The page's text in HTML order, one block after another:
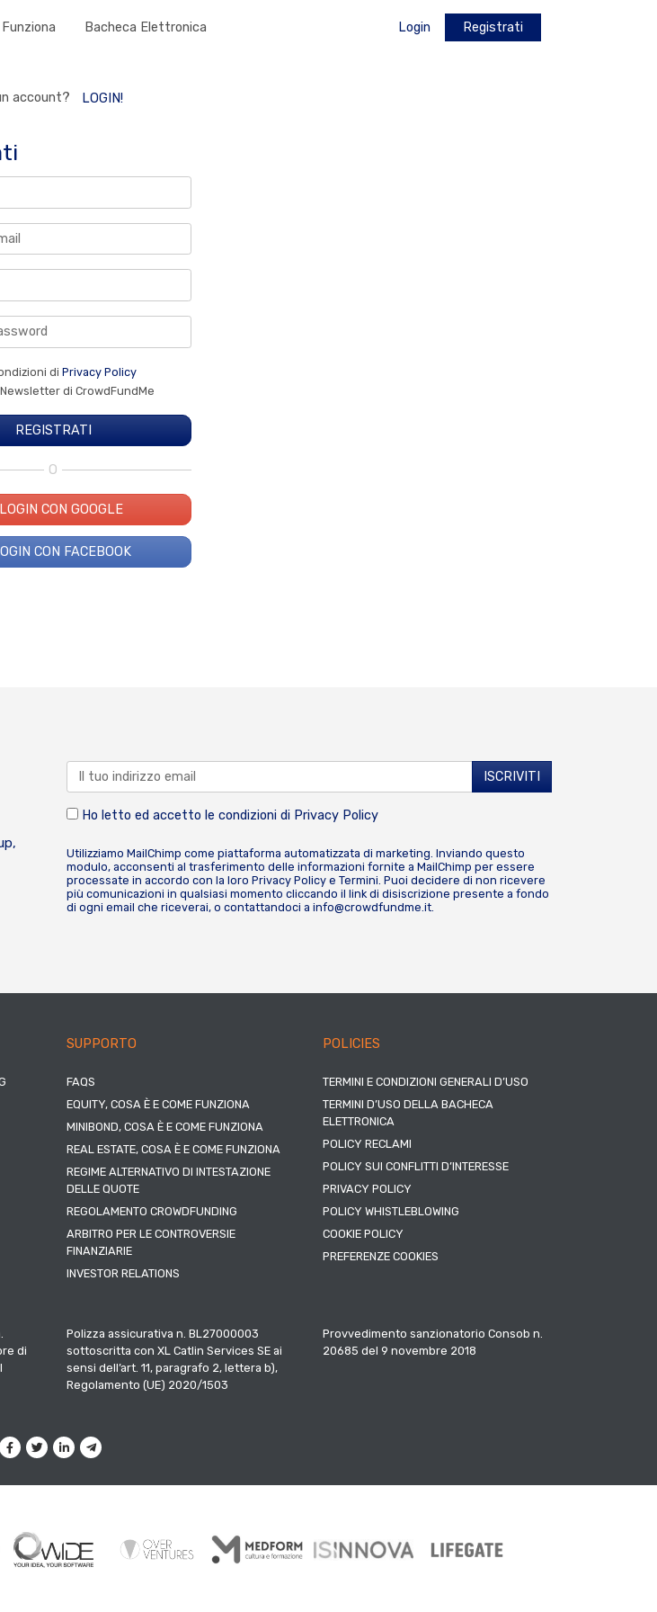
Bacheca Elettronica Login Registrati
account? LOGIN!
di Privacy Policy
di CrowdFundMe
O
LOGIN CON GOOGLE
CON FACEBOOK
Ho letto ed accetto le condizioni di Privacy Policy
Utilizziamo MailChimp come piattaforma automatizzata di marketing. Inviando questo
modulo, acconsenti al trasferimento delle informazioni fornite a MailChimp per essere
processate in accordo con la loro Privacy Policy e Termini. Puoi decidere di non ricevere
più comunicazioni in qualsiasi momento cliccando il link di disiscrizione presente a fondo
di ogni email che riceverai, o contattandoci a info@crowdfundme.it.
SUPPORTO
FAQS
EQUITY, COSA È E COME FUNZIONA
MINIBOND, COSA È E COME FUNZIONA
REAL ESTATE, COSA È E COME FUNZIONA
REGIME ALTERNATIVO DI INTESTAZIONE
DELLE QUOTE
REGOLAMENTO CROWDFUNDING
ARBITRO PER LE CONTROVERSIE
FINANZIARIE
INVESTOR RELATIONS
POLICIES
TERMINI E CONDIZIONI GENERALI D’USO
TERMINI D’USO DELLA BACHECA
ELETTRONICA
POLICY RECLAMI
POLICY SUI CONFLITTI D’INTERESSE
PRIVACY POLICY
POLICY WHISTLEBLOWING
COOKIE POLICY
PREFERENZE COOKIES
di
Polizza assicurativa n. BL27000003
sottoscritta con XL Catlin Services SE ai
sensi dell’art. 11, paragrafo 2, lettera b),
Regolamento (UE) 2020/1503
Provvedimento sanzionatorio Consob n.
20685 del 9 novembre 2018